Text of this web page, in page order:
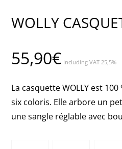
WOLLY
55,90€ Including VAT 25,5%
La casquette WOLLY est
six coloris. Elle arbore un
une sangle réglable avec